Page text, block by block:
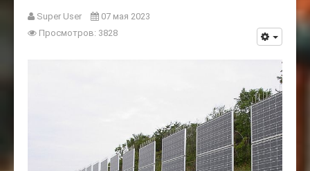
Super User
07 мая 2023
Просмотров: 3828